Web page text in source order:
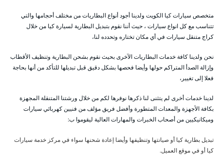
متخصص سيارات كيا الكويت ولدينا أجود أنواع البطاريات من مختلف أحجامها والتي
تتناسب مع كل انواع سيارات ، حيث أننا نقوم بتبديل البطارية لسيارة كيا من خلال
كراج متنقل سيارات في أي مكان تختاره وتحدده لنا،
نحن ولدينا كافة خدمات البطاريات الآخرى بحيث نقوم بشحن البطارية وتنظيف الأقطاب
وإزالة الصدأ المتراكم حولها وأيضا فحصها بشكل دقيق قبل تبديلها للتأكد من أنها بحاجة
فعلا إلى تغيير،
لدينا خدمات أخرى لم يتثنى لنا ذكرها نوفرها لكم من خلال ورشتنا المتنقلة المجهزة
بكافة الأجهزة والمعدات المتطورة وأفضل فريق مؤلف من فنيين كهربائي سيارات
وميكانيكيين من أصحاب الخبرات والمهارات العالية ليقوموا ب:
تبديل بطارية كيا أو صيانتها وتنظيفها وأيضا إعادة شحنها سواء في مركز خدمة سيارات
كيا أو في موقع العميل.